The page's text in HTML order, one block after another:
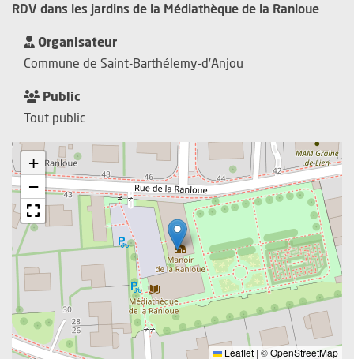
RDV dans les jardins de la Médiathèque de la Ranloue
Organisateur
Commune de Saint-Barthélemy-d’Anjou
Public
Tout public
+
−
Leaflet | ©OpenStreetMap